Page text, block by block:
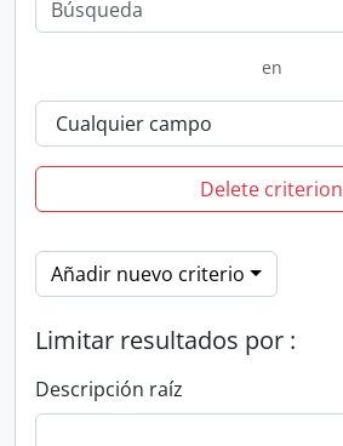
en
Delete criterion
Añadir nuevo criterio
Limitar resultados por :
Descripción raíz